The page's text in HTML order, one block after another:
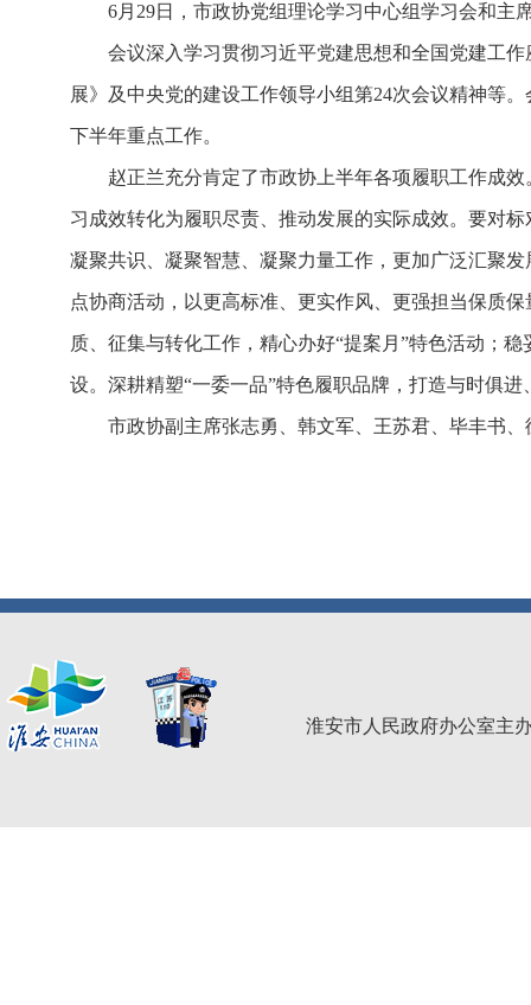
6月29日，市政协党组理论学习中心组学习会和主
会议深入学习贯彻习近平党建思想和全国党建工
展》及中央党的建设工作领导小组第24次会议精神等
下半年重点工作。
赵正兰充分肯定了市政协上半年各项履职工作成
习成效转化为履职尽责、推动发展的实际成效。要对
凝聚共识、凝聚智慧、凝聚力量工作，更加广泛汇聚
点协商活动，以更高标准、更实作风、更强担当保质
质、征集与转化工作，精心办好“提案月”特色活动；
设。深耕精塑“一委一品”特色履职品牌，打造与时俱
市政协副主席张志勇、韩文军、王苏君、毕丰书
淮安市人民政府办公室主